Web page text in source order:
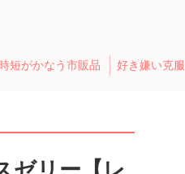
時短がかなう市販品 好き嫌い克服